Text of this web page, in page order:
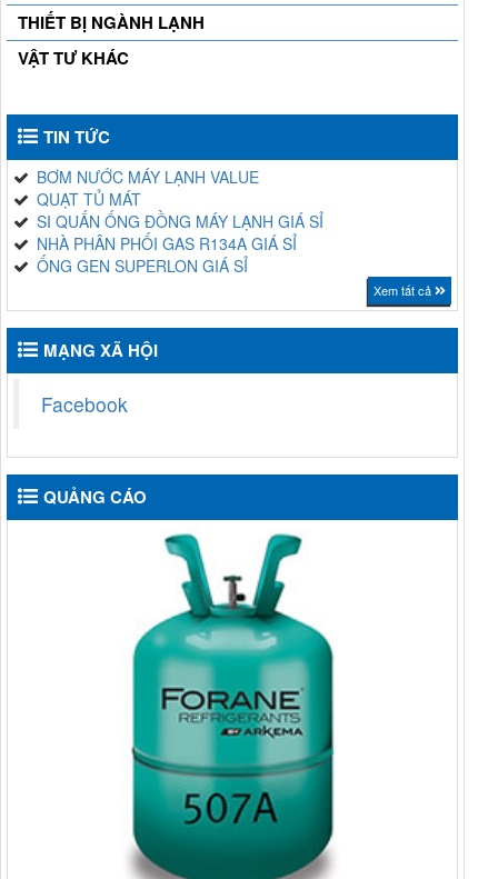
THIẾT BỊ NGÀNH LẠNH
VẬT TƯ KHÁC
TIN TỨC
BƠM NƯỚC MÁY LẠNH VALUE
QUẠT TỦ MÁT
SI QUẤN ỐNG ĐỒNG MÁY LẠNH GIÁ SỈ
NHÀ PHÂN PHỐI GAS R134A GIÁ SỈ
ỐNG GEN SUPERLON GIÁ SỈ
Xem tất cả
MẠNG XÃ HỘI
Facebook
QUẢNG CÁO